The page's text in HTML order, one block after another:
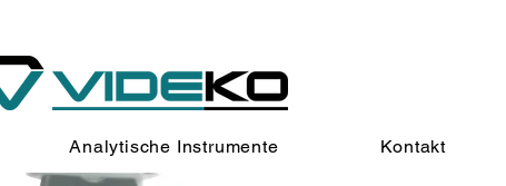
Analytische Instrumente Kontakt